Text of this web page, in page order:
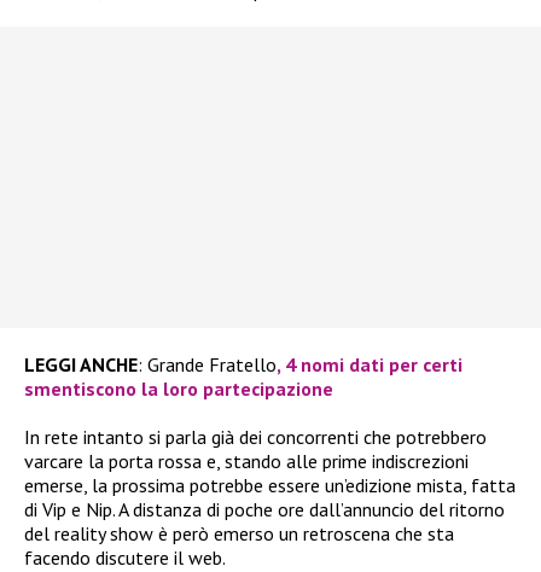
LEGGI ANCHE: Grande Fratello, 4 nomi dati per certi
smentiscono la loro partecipazione
In rete intanto si parla già dei concorrenti che potrebbero
varcare la porta rossa e, stando alle prime indiscrezioni
emerse, la prossima potrebbe essere un’edizione mista, fatta
di Vip e Nip. A distanza di poche ore dall’annuncio del ritorno
del reality show è però emerso un retroscena che sta
facendo discutere il web.